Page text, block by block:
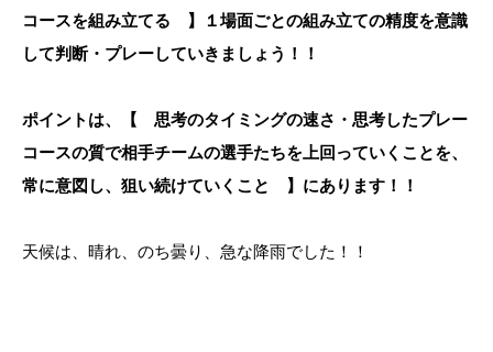
コースを組み立てる 】１場面ごとの組み立ての精度を意識
して判断・プレーしていきましょう！！
ポイントは、【 思考のタイミングの速さ・思考したプレー
コースの質で相手チームの選手たちを上回っていくことを、
常に意図し、狙い続けていくこと 】にあります！！
天候は、晴れ、のち曇り、急な降雨でした！！